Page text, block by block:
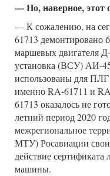
— Но, наверное, этот
— К сожалению, на
61713 демонтировано
маршевых двигателя
установка (ВСУ) АИ-
использованы для
именно RA-61711 и
61713 оказалось не
летний период 2020
межрегиональное
МТУ) Росавиации
действие
машины.